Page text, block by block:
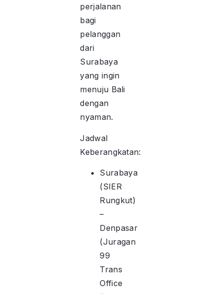
perjalanan
bagi
pelanggan
dari
Surabaya
yang ingin
menuju Bali
dengan
nyaman.
Jadwal
Keberangkatan:
Surabaya
(SIER
Rungkut)
–
Denpasar
(Juragan
99
Trans
Office